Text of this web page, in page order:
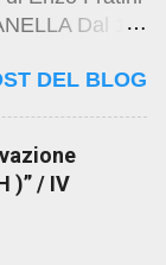
maris-
422f0704-
wp-
12-Stella-
Post
Dal 1°
2026/08/
di-
DEL BLOG
)” / IV